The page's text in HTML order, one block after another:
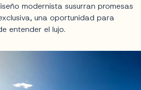
modernista susurran promesas
una oportunidad para
entender el lujo.